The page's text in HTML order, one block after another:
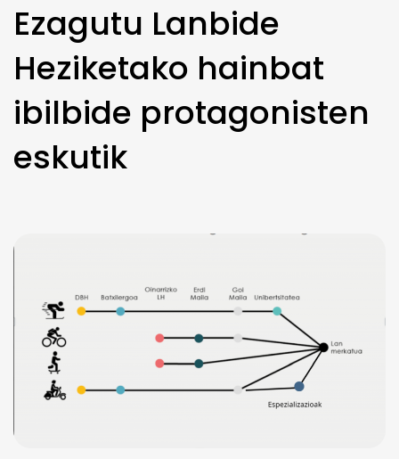
Ezagutu Lanbide
Heziketako hainbat
ibilbide protagonisten
eskutik